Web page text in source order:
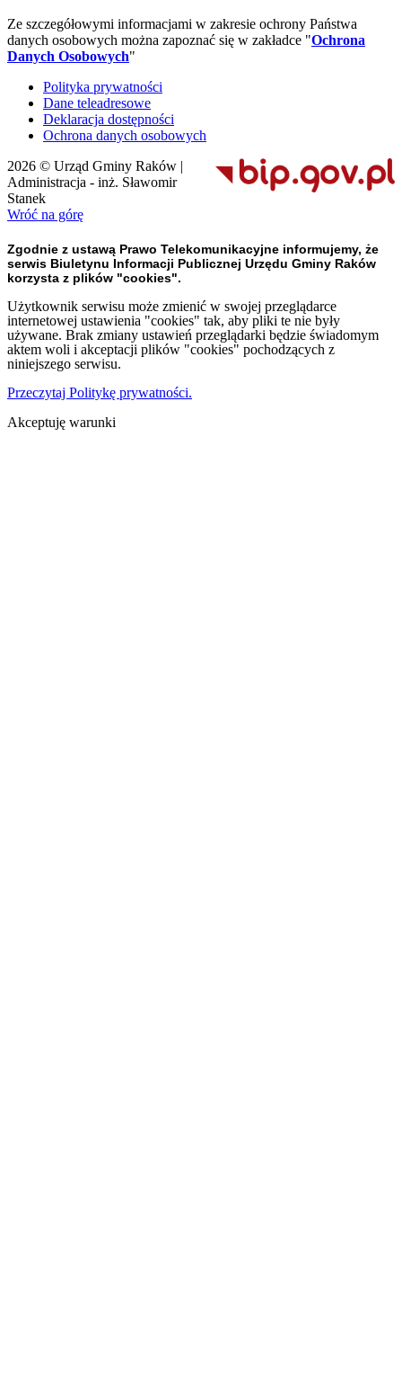
Ze szczegółowymi informacjami w zakresie ochrony Państwa
danych osobowych można zapoznać się w zakładce "Ochrona
Danych Osobowych"
Polityka prywatności
Dane teleadresowe
Deklaracja dostępności
Ochrona danych osobowych
2026 © Urząd Gminy Raków |
Administracja - inż. Sławomir
Stanek
Wróć na górę
Zgodnie z ustawą Prawo Telekomunikacyjne informujemy, że
serwis Biuletynu Informacji Publicznej Urzędu Gminy Raków
korzysta z plików "cookies".
Użytkownik serwisu może zmienić w swojej przeglądarce
internetowej ustawienia "cookies" tak, aby pliki te nie były
używane. Brak zmiany ustawień przeglądarki będzie świadomym
aktem woli i akceptacji plików "cookies" pochodzących z
niniejszego serwisu.
Przeczytaj Politykę prywatności.
Akceptuję warunki